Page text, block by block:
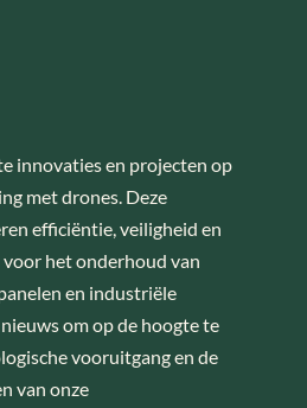
innovaties en projecten op
met drones. Deze
efficiëntie, veiligheid en
het onderhoud van
en industriële
om op de hoogte te
vooruitgang en de
van onze